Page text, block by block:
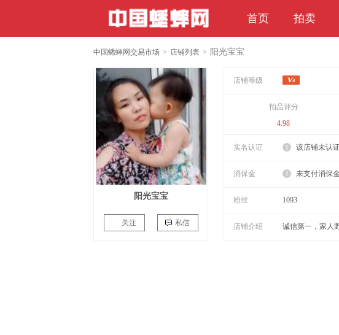
首页 拍卖
中国蟋蟀网交易市场 > 店铺列表 > 阳光宝宝
阳光宝宝
关注 私信
店铺等级
拍品评分
4.98
实名认证 该店铺未认
消保金 未支付消保
粉丝 1093
店铺介绍 诚信第一，家人